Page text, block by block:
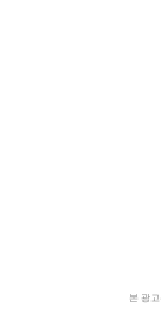
본 광